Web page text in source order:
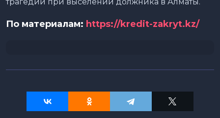
трагедии при выселении должника в Алматы.
По материалам: https://kredit-zakryt.kz/